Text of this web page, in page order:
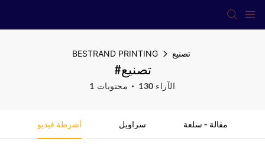
BESTRAND PRINTING تصنيع
#تصنيع
1 محتويات 130 الآراء
أشرطة فيديو سراويل مقالة - سلعة